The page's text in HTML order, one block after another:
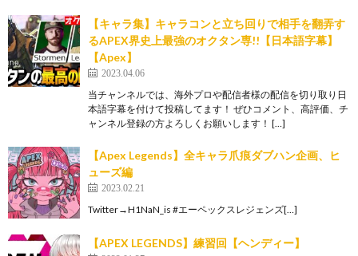
【キャラ集】キャラコンと立ち回りで相手を翻弄す
るAPEX界史上最強のオクタン専!!【日本語字幕】
【Apex】
2023.04.06
当チャンネルでは、海外プロや配信者様の配信を切り取り日
本語字幕を付けて投稿してます！ ぜひコメント、高評価、チ
ャンネル登録の方よろしくお願いします！ […]
【Apex Legends】全キャラ爪痕ダブハン企画、ヒ
ューズ編
2023.02.21
Twitter→H1NaN_is #エーペックスレジェンズ[…]
【APEX LEGENDS】練習回【ヘンディー】